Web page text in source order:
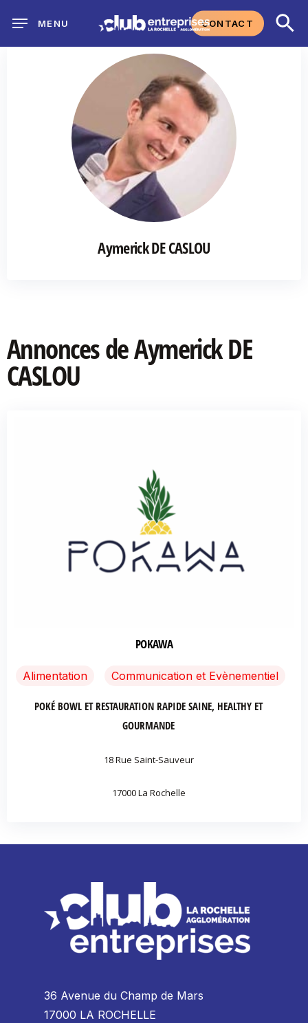
main
CONTACT
MENU
Aymerick DE CASLOU
Annonces de Aymerick DE
CASLOU
POKAWA
Alimentation Communication et Evènementiel
POKÉ BOWL ET RESTAURATION RAPIDE SAINE, HEALTHY ET
GOURMANDE
18 Rue Saint-Sauveur
17000 La Rochelle
36 Avenue du Champ de Mars
17000 LA ROCHELLE